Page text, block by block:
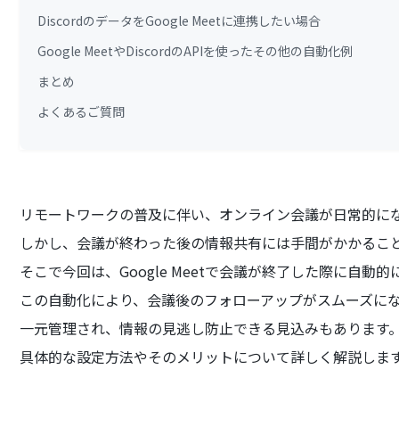
DiscordのデータをGoogle Meetに連携したい場合
Google MeetやDiscordのAPIを使ったその他の自動化例
まとめ
よくあるご質問
リモートワークの普及に伴い、オンライン会議が日常的に
しかし、会議が終わった後の情報共有には手間がかかるこ
そこで今回は、Google Meetで会議が終了した際に自動
この自動化により、会議後のフォローアップがスムーズ
一元管理され、情報の見逃し防止できる見込みもあります
具体的な設定方法やそのメリットについて詳しく解説しま